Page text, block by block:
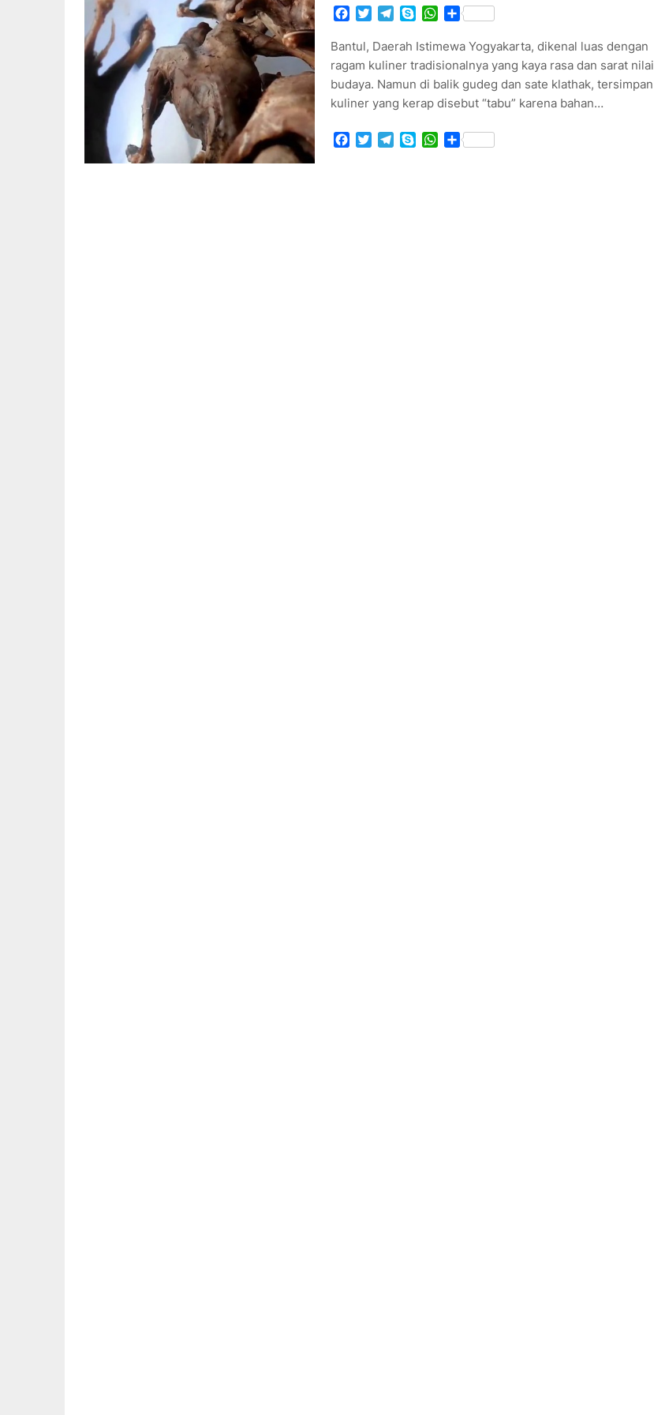
Facebook
TwitterTelegram
SkypeWhatsApp
Share
Bantul, Daerah Istimewa Yogyakarta, dikenal luas dengan
ragam kuliner tradisionalnya yang kaya rasa dan sarat nilai
budaya. Namun di balik gudeg dan sate klathak, tersimpan
kuliner yang kerap disebut “tabu” karena bahan…
Facebook
TwitterTelegram
SkypeWhatsApp
Share